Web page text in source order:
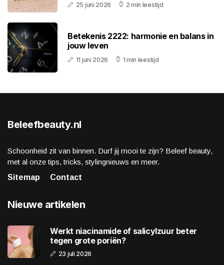
25 juni 2026 2 min leestijd
Betekenis 2222: harmonie en balans in
jouw leven
11 juni 2026 1 min leestijd
Beleefbeauty.nl
Schoonheid zit van binnen. Durf jij mooi te zijn? Beleef beauty,
met al onze tips, tricks, stylingnieuws en meer.
Sitemap
Contact
Nieuwe artikelen
Werkt niacinamide of salicylzuur beter
tegen grote poriën?
23 juli 2026